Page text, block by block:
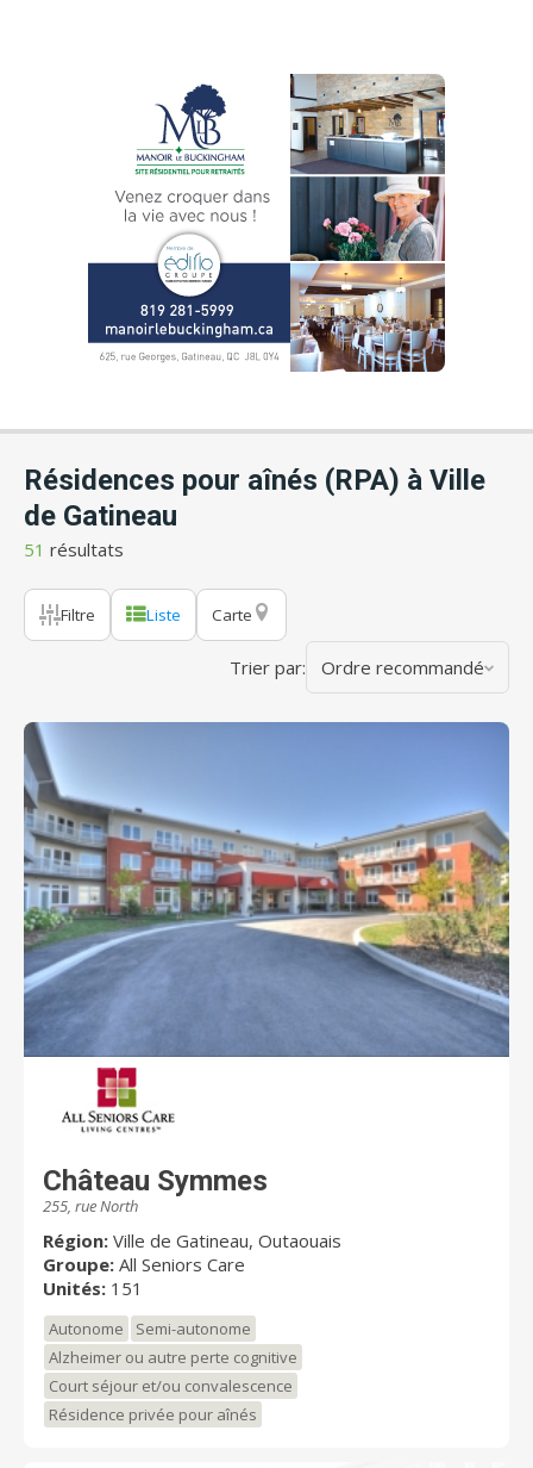
Résidences pour aînés (RPA) à Ville
de Gatineau
51 résultats
Filtre Liste Carte
Trier par: Ordre recommandé
Château Symmes
255, rue North
Région: Ville de Gatineau, Outaouais
Groupe: All Seniors Care
Unités: 151
Autonome
Semi-autonome
Alzheimer ou autre perte cognitive
Court séjour et/ou convalescence
Résidence privée pour aînés